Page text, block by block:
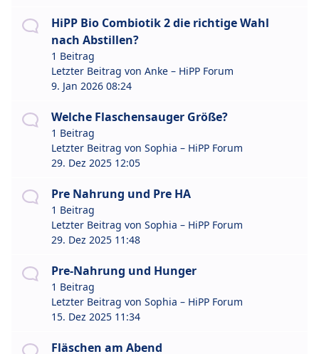
HiPP Bio Combiotik 2 die richtige Wahl
nach Abstillen?
1 Beitrag
Letzter Beitrag von Anke – HiPP Forum
9. Jan 2026 08:24
Welche Flaschensauger Größe?
1 Beitrag
Letzter Beitrag von Sophia – HiPP Forum
29. Dez 2025 12:05
Pre Nahrung und Pre HA
1 Beitrag
Letzter Beitrag von Sophia – HiPP Forum
29. Dez 2025 11:48
Pre-Nahrung und Hunger
1 Beitrag
Letzter Beitrag von Sophia – HiPP Forum
15. Dez 2025 11:34
Fläschen am Abend